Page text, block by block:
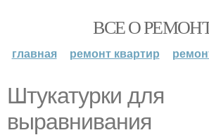
ВСЕ О
главная ремонт квартир
Штукатурки для
выравнивания